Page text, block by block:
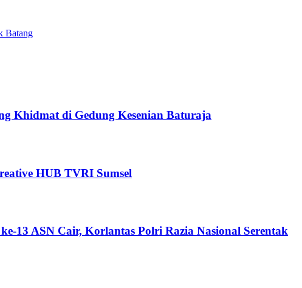
Batang
Khidmat di Gedung Kesenian Baturaja
HUB TVRI Sumsel
13 ASN Cair, Korlantas Polri Razia Nasional Serentak